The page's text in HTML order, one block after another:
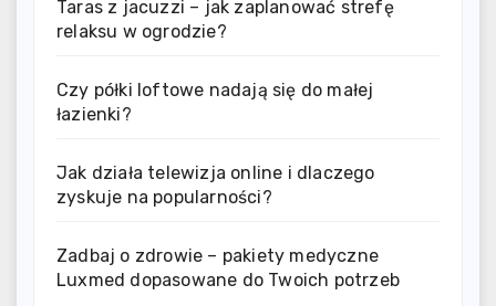
Taras z jacuzzi – jak zaplanować strefę
relaksu w ogrodzie?
Czy półki loftowe nadają się do małej
łazienki?
Jak działa telewizja online i dlaczego
zyskuje na popularności?
Zadbaj o zdrowie – pakiety medyczne
Luxmed dopasowane do Twoich potrzeb